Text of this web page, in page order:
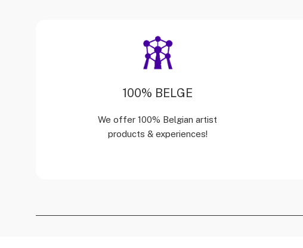
100% BELGE
We offer 100% Belgian artist
products & experiences!